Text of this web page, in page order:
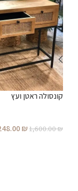
קונסולה ראטן ועץ
1,600.00₪
₪